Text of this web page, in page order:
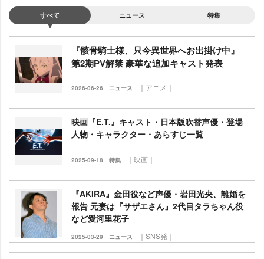
すべて ニュース 特集
『骸骨騎士様、只今異世界へお出掛け中』
第2期PV解禁 豪華な追加キャスト発表
2026-06-26 ニュース ｜アニメ｜
映画『E.T.』キャスト・日本版吹替声優・登場
人物・キャラクター・あらすじ一覧
2025-09-18 特集 ｜映画｜
『AKIRA』金田役など声優・岩田光央、離婚を
報告 元妻は『サザエさん』2代目タラちゃん役
など愛河里花子
2025-03-29 ニュース ｜SNS発｜